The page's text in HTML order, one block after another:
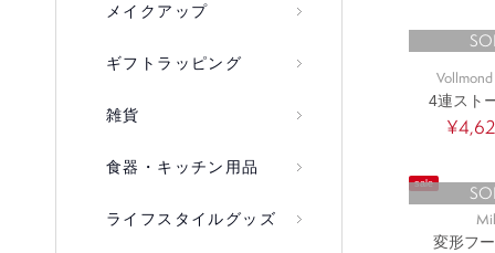
メイクアップ
ギフトラッピング
雑貨
食器・キッチン用品
ライフスタイルグッズ
4連スト
sale
変形フ